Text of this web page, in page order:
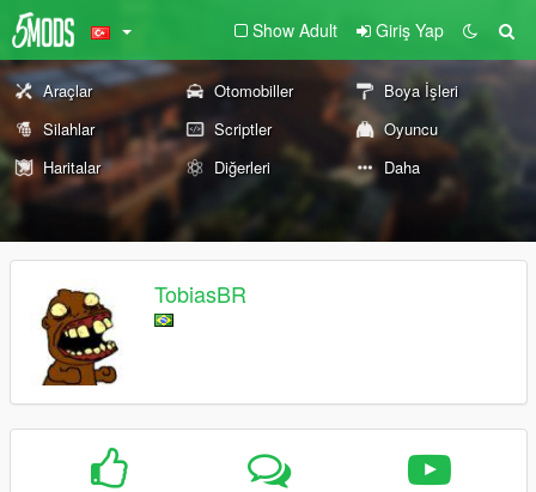
Show Adult Giriş Yap
Araçlar Otomobiller
Boya İşleri
Silahlar
Scriptler
Oyuncu
Haritalar
Diğerleri Daha
TobiasBR